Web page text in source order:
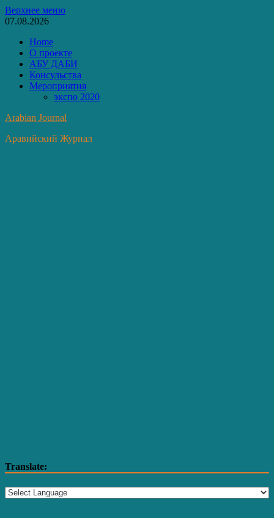
Перейти
к
Верхнее меню
07.08.2026
Home
О проекте
АБУ ДАБИ
Консульства
Мероприятия
экспо 2020
Arabian Journal
Аравийский Журнал
Translate: